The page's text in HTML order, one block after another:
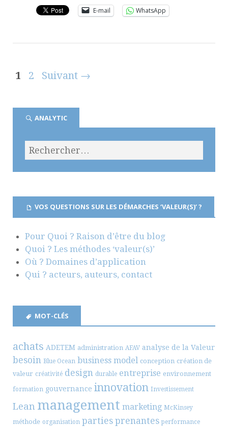
E-mail
WhatsApp
1 2 Suivant →
ANALYTIC
VOS QUESTIONS SUR LES DÉMARCHES ‘VALEUR(S)’ ?
Pour Quoi ? Raison d’être du blog
Quoi ? Les méthodes ‘valeur(s)’
Où ? Domaines d’application
Qui ? acteurs, auteurs, contact
MOT-CLÉS
achats ADETEM administration AFAV analyse de la Valeur
besoin Blue Ocean business model conception création de
valeur créativité design durable entreprise environnement
formation gouvernance innovation Investissement
Lean management marketing McKinsey
méthode organisation parties prenantes performance